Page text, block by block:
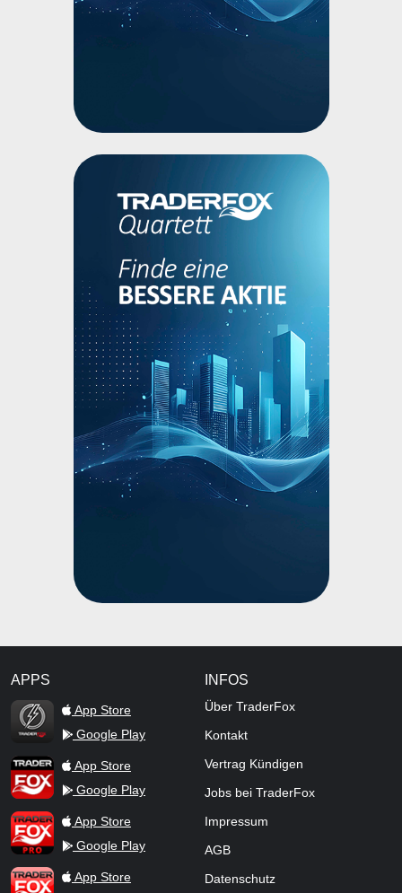
APPS
TraderFox Flash
App Store
Google Play
TraderFox AppApp Store
Google Play
TraderFox ProApp Store
Google Play
TraderFox dpa-AFX ProFeed
App Store
INFOS
Über TraderFox
Kontakt
Vertrag Kündigen
Jobs bei TraderFox
Impressum
AGB
Datenschutz